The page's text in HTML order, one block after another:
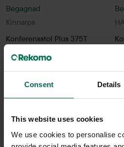
Consent Details
This website uses cookies
We use cookies to personalise
Kinnarps
Begagnad
Konferensstol Plus 375T
1950 kr
Hyr från53kr/mån
22 i lager